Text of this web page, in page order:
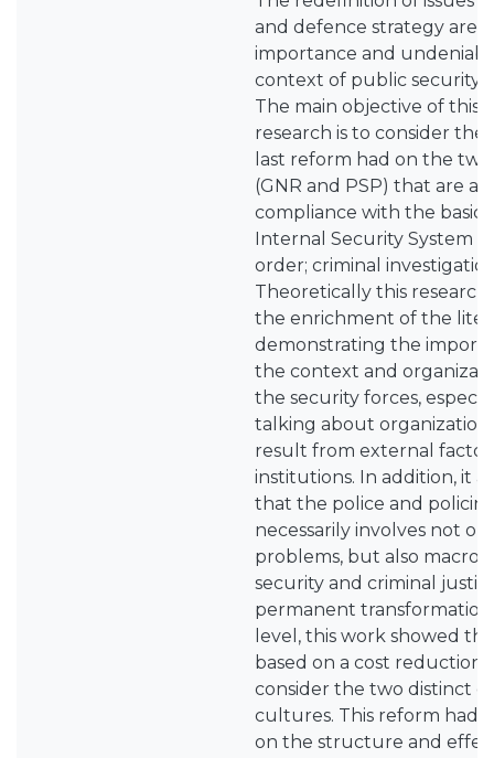
and defence strategy are
importance and
context of public security
The main objective of this
research is to consider
last reform had on the
(GNR and PSP) that are
compliance with the basic
Internal Security System
order; criminal
Theoretically this
the enrichment of the
demonstrating the
the context and
the security forces,
talking about
result from external
institutions. In addition, it
that the police and
necessarily involves not
problems, but also macro
security and criminal
permanent
level, this work showed
based on a cost reduction
consider the two distinct
cultures. This reform had
on the structure and